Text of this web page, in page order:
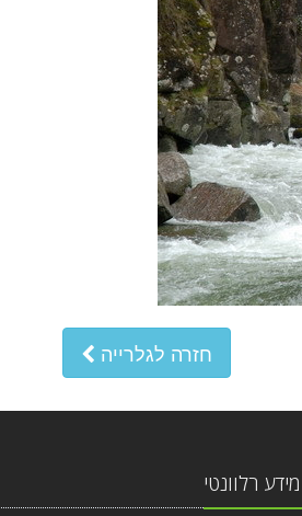
חזרה לגלרייה
רלוונטי